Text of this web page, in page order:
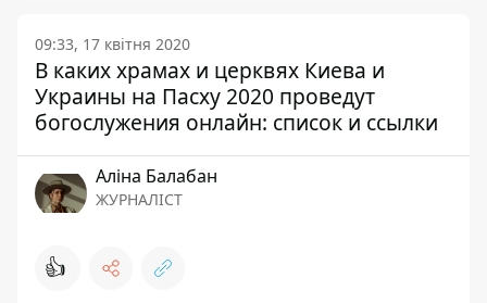
09:33, 17 квітня 2020
В каких храмах и церквях Киева и
Украины на Пасху 2020 проведут
богослужения онлайн: список и ссылки
Аліна Балабан
ЖУРНАЛІСТ
👍